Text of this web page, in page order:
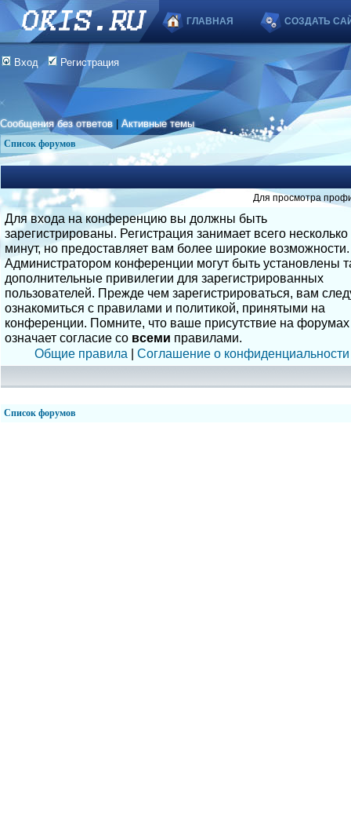
ГЛАВНАЯ СОЗДАТЬ
Вход Регистрация
Сообщения без ответов |Активные темы
Список форумов
Для просмотра
Для входа на конференцию вы должны быть
зарегистрированы. Регистрация занимает всего несколько
минут, но предоставляет вам более широкие возможности.
Администратором конференции могут быть установлены
дополнительные привилегии для зарегистрированных
пользователей. Прежде чем зарегистрироваться, вам
ознакомиться с правилами и политикой, принятыми на
конференции. Помните, что ваше присутствие на форумах
означает согласие со всеми правилами.
Общие правила | Соглашение о конфиденциальности
Список форумов